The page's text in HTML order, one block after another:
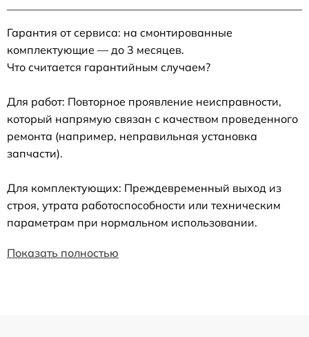
Гарантия от сервиса: на смонтированные
комплектующие — до 3 месяцев.
Что считается гарантийным случаем?
Для работ: Повторное проявление неисправности,
который напрямую связан с качеством проведенного
ремонта (например, неправильная установка
запчасти).
Для комплектующих: Преждевременный выход из
строя, утрата работоспособности или техническим
параметрам при нормальном использовании.
Показать полностью